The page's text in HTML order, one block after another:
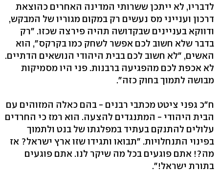
לדבריו, לא ייתכן ששרותי המדינה האחרים כהוצאת
דרכון וענייני מס נעשים רק במקום מגוריו של המבקש,
ודווקא בעניינים שבקדושה תהיה פירצה שכזו. "רק
בדבר שלא חשוב לכם אפשר לשחק כמו בקרקס", הוא
האשים, "לא חשוב לכם בבית היהודי הנושאים הדתיים.
לא אכפת לכם מהפגיעה ברבנות. פני היו מסמיקות
מבושה לתמוך בחוק כזה".
ח"כ גפני ציטט מכתבי רבנים - בהם כאלה המזוהים עם
הבית היהודי - המתנגדים להצעה. הוא רמז כי החרדים
עלולים להתנקם בעתיד במפלגתו של בנט ולתמוך
בפינוי התנחלויות. "תבואו ותגידו שזו ארץ ישראל? אז
מה?! אתם פוגעים בכל מה שיקר לנו. אתם פוגעים
בתורת ישראל!".